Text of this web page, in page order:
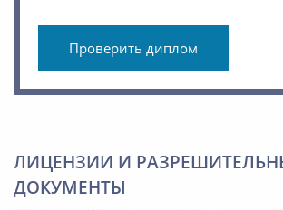
Проверить диплом
ЛИЦЕНЗИИ И
ДОКУМЕНТЫ